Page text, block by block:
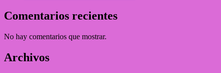
Comentarios recientes
No hay comentarios que mostrar.
Archivos